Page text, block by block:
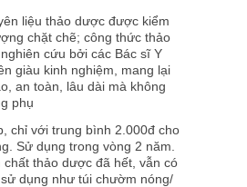
liệu thảo dược được kiểm
chặt chẽ; công thức thảo
cứu bởi các Bác sĩ Y
giàu kinh nghiệm, mang lại
an toàn, lâu dài mà không
phụ
chỉ với trung bình 2.000đ cho
Sử dụng trong vòng 2 năm.
chất thảo dược đã hết, vẫn có
dụng như túi chườm nóng/